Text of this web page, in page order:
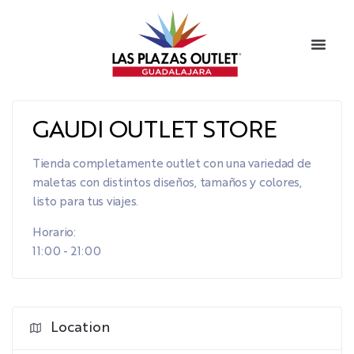
GAUDI OUTLET STORE
Tienda completamente outlet con una variedad de
maletas con distintos diseños, tamaños y colores,
listo para tus viajes.
Horario:
11:00 - 21:00
Location